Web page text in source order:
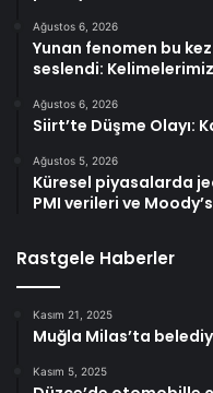
Ağustos 6, 2026
Yunan fenomen bu
seslendi:
Ağustos 6, 2026
Siirt’te Düşme Olayı:
Ağustos 5, 2026
Küresel piyasalarda
PMI verileri ve
Rastgele Haberler
Kasım 21, 2025
Muğla Milas’ta
Kasım 5, 2025